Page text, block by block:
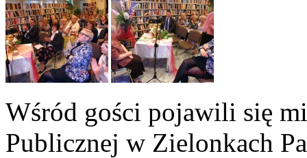
Wśród gości pojawili się
Publicznej w Zielonkach